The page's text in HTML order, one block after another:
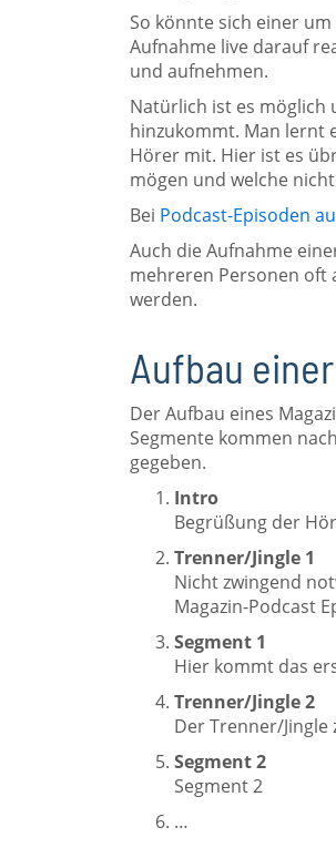
So könnte sich einer
Aufnahme live darauf
und aufnehmen.
Natürlich ist es möglich
hinzukommt. Man lernt
Hörer mit. Hier ist es
mögen und welche
Bei Podcast-Episoden
Auch die Aufnahme
mehreren Personen oft
werden.
Aufbau
Der Aufbau eines
Segmente kommen
gegeben.
Intro
Begrüßung der
Trenner/Jingle 1
Nicht zwingend
Magazin-Podcast
Segment 1
Hier kommt das
Trenner/Jingle 2
Der Trenner/Jingle
Segment 2
Segment 2
…